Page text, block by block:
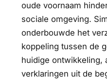
oude voornaam
sociale omgeving.
onderbouwde het
koppeling tussen de
huidige ontwikkeling,
verklaringen uit de